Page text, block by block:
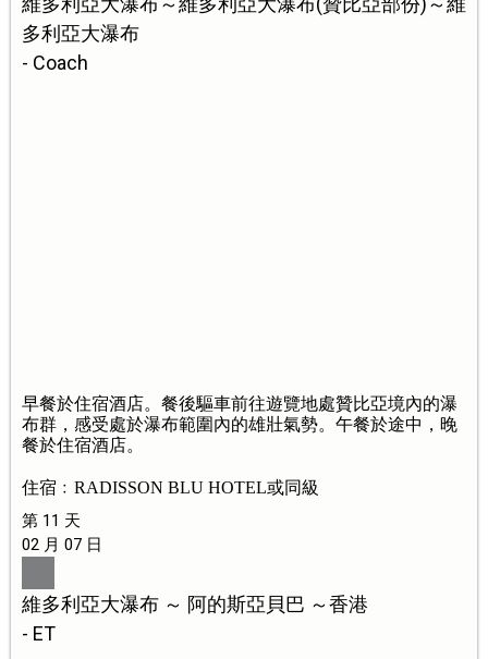
多利亞大瀑布
- Coach
早餐於住宿酒店。餐後驅車前往遊覽地處贊比亞境內的瀑
布群，感受處於瀑布範圍內的雄壯氣勢。午餐於途中，晚
餐於住宿酒店。
住宿﹕RADISSON BLU HOTEL或同級
第 11 天
02 月 07 日
維多利亞大瀑布 ～ 阿的斯亞貝巴 ～香港
- ET